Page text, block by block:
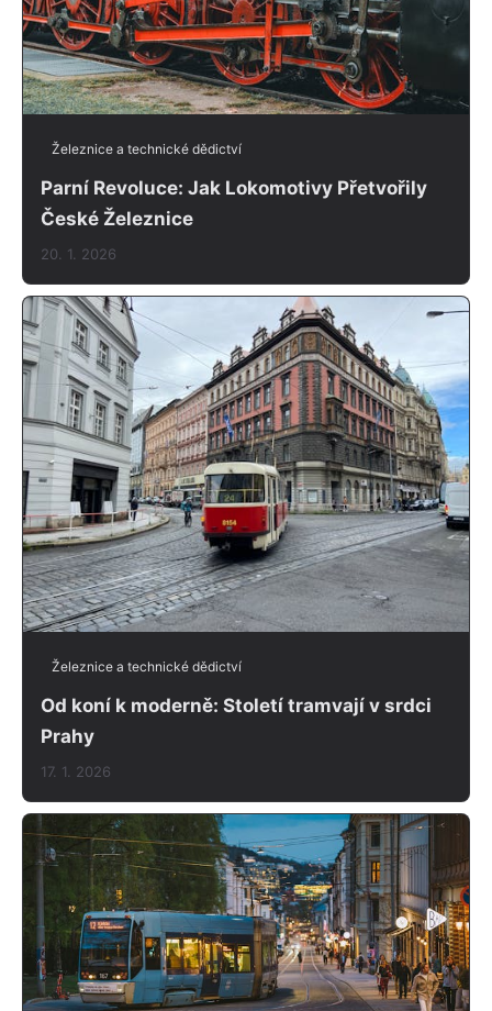
Železnice a technické dědictví
Parní Revoluce: Jak Lokomotivy Přetvořily
České Železnice
20. 1. 2026
Železnice a technické dědictví
Od koní k moderně: Století tramvají v srdci
Prahy
17. 1. 2026